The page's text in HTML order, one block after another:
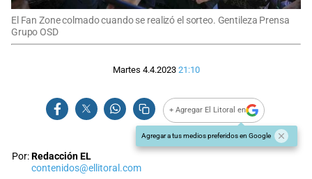
El Fan Zone colmado cuando se realizó el sorteo. Gentileza Prensa
Grupo OSD
Martes 4.4.2023 21:10
+ Agregar El Litoral en
Agregar a tus medios preferidos en Google
Por:Redacción EL
contenidos@ellitoral.com